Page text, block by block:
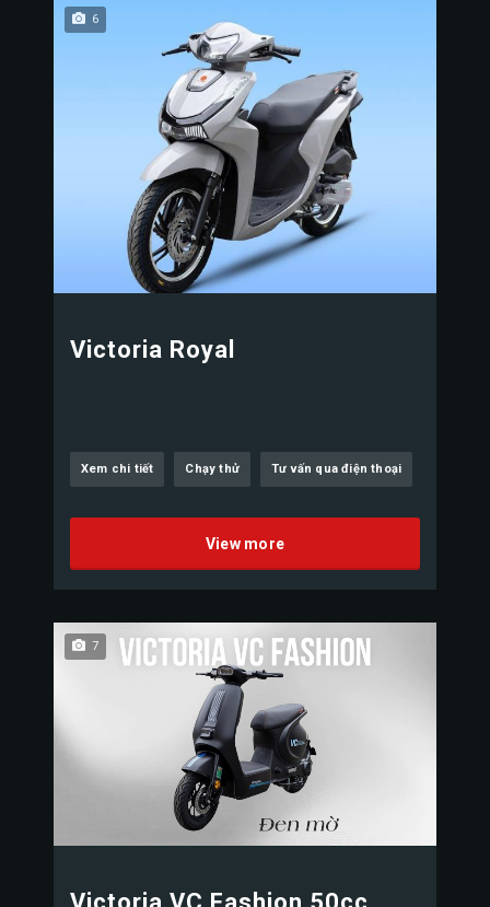
6
Victoria Royal
Xem chi tiết Chạy thử Tư vấn qua điện thoại
View more
7